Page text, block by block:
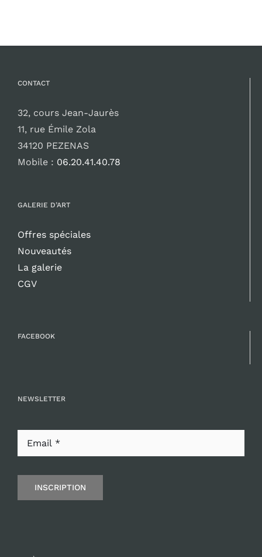
CONTACT
32, cours Jean-Jaurès
11, rue Émile Zola
34120 PEZENAS
Mobile : 06.20.41.40.78
GALERIE D’ART
Offres spéciales
Nouveautés
La galerie
CGV
FACEBOOK
NEWSLETTER
INSCRIPTION